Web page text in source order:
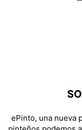
ePinto, una nueva